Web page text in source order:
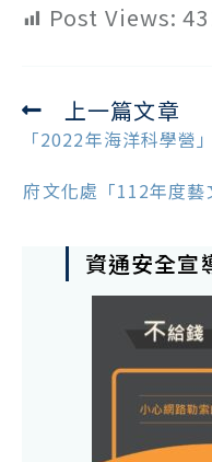
Post Views:
Read
more
上一篇文章
「2022年海洋科學營」
府文化處「112年度
資通安全宣